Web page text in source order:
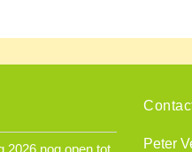
2026 nog open tot Peter